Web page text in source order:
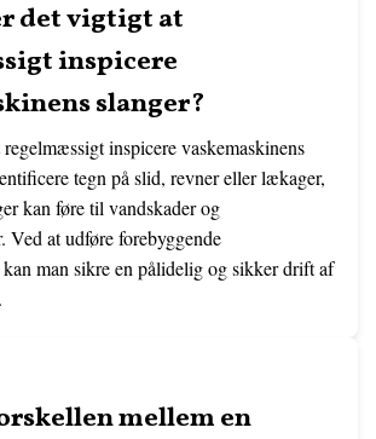
det vigtigt at
inspicere
slanger?
inspicere vaskemaskinens
tegn på slid, revner eller lækager,
kan føre til vandskader og
Ved at udføre forebyggende
man sikre en pålidelig og sikker drift af
mellem en